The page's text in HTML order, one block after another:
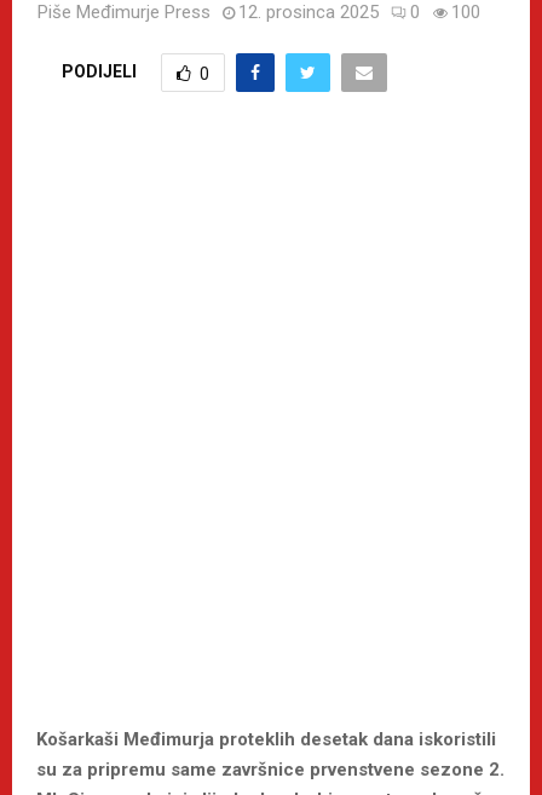
Piše Međimurje Press 12. prosinca 2025 0 100
PODIJELI 0
Košarkaši Međimurja proteklih desetak dana iskoristili
su za pripremu same završnice prvenstvene sezone 2.